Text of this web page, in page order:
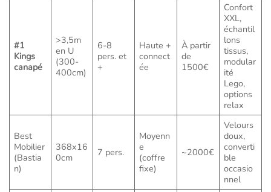
#1
Kings
canapé
>3,5m
en U
(300-
400cm)
6-8
pers. et
+
Haute +
connect
ée
À partir
de
1500€
Confort
XXL,
échantil
lons
tissus,
modular
ité
Lego,
options
relax
Best
Mobilier
(Bastia
n)
368x16
0cm
7 pers.
Moyenn
e
(coffre
fixe)
~2000€
Velours
doux,
converti
ble
occasio
nnel